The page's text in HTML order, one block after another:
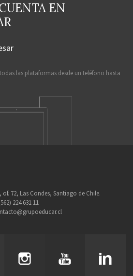
EN
las plataformas desde un teléfono hasta
of. 72, Las Condes, Santiago de Chile.
224 631 11